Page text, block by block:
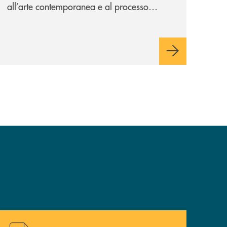
all’arte contemporanea e al processo